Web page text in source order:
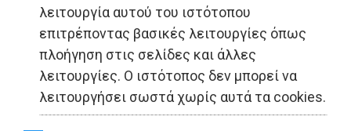
λειτουργία αυτού του ιστότοπου
επιτρέποντας βασικές λειτουργίες όπως
πλοήγηση στις σελίδες και άλλες
λειτουργίες. Ο ιστότοπος δεν μπορεί να
λειτουργήσει σωστά χωρίς αυτά τα cookies.
ΠΟΛΙΤΙΣΜΟΣ
ΣΠΙΤΙ-
ΚΗΠΟΣ
ΥΓΕΙΑ